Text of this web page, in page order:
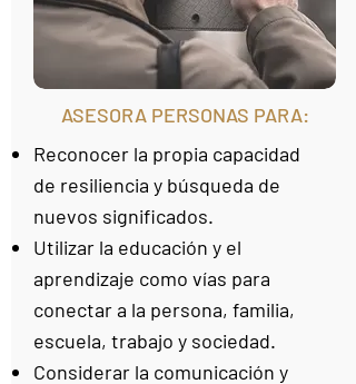
ASESORA PERSONAS PARA:
Reconocer la propia capacidad
de resiliencia y búsqueda de
nuevos significados.
Utilizar la educación y el
aprendizaje como vías para
conectar a la persona, familia,
escuela, trabajo y sociedad.
Considerar la comunicación y